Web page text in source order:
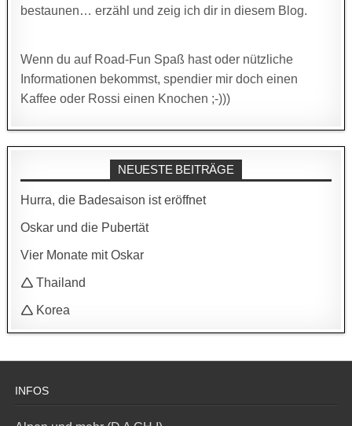
bestaunen… erzähl und zeig ich dir in diesem Blog.
Wenn du auf Road-Fun Spaß hast oder nützliche
Informationen bekommst, spendier mir doch einen
Kaffee oder Rossi einen Knochen ;-)))
NEUESTE BEITRÄGE
Hurra, die Badesaison ist eröffnet
Oskar und die Pubertät
Vier Monate mit Oskar
🛆 Thailand
🛆 Korea
INFOS